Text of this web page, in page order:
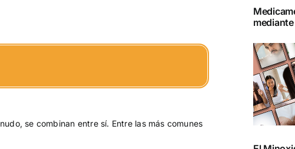
se combinan entre sí. Entre las más comunes